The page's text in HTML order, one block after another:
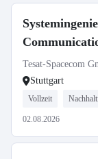
Tesat-Spacecom
Stuttgart
Vollzeit
02.08.2026